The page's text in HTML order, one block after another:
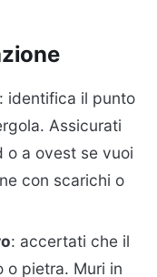
: identifica il punto
Assicurati
o a ovest se vuoi
con scarichi o
: accertati che il
o pietra. Muri in